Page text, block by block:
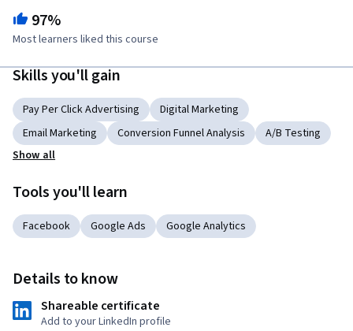
97%
Most learners liked this course
Skills you'll gain
Pay Per Click Advertising
Digital Marketing
Email Marketing
Conversion Funnel Analysis
A/B Testing
Show all
Tools you'll learn
Facebook Google Ads Google Analytics
Details to know
Shareable certificate
Add to your LinkedIn profile